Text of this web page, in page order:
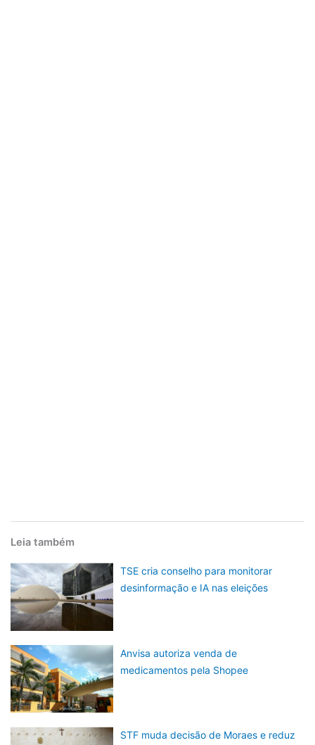
Leia também
TSE cria conselho para monitorar
desinformação e IA nas eleições
Anvisa autoriza venda de
medicamentos pela Shopee
STF muda decisão de Moraes e reduz